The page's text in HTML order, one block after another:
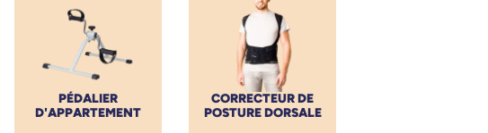
PÉDALIER
D'APPARTEMENT
CORRECTEUR DE
POSTURE DORSALE